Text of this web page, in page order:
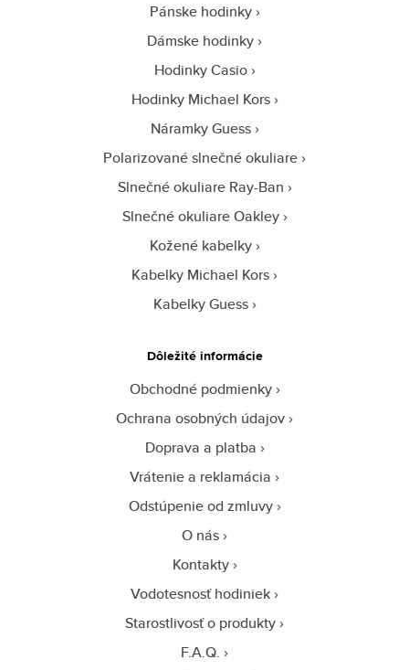
Pánske hodinky
Dámske hodinky
Hodinky Casio
Hodinky Michael Kors
Náramky Guess
Polarizované slnečné okuliare
Slnečné okuliare Ray-Ban
Slnečné okuliare Oakley
Kožené kabelky
Kabelky Michael Kors
Kabelky Guess
Dôležité informácie
Obchodné podmienky
Ochrana osobných údajov
Doprava a platba
Vrátenie a reklamácia
Odstúpenie od zmluvy
O nás
Kontakty
Vodotesnosť hodiniek
Starostlivosť o produkty
F.A.Q.